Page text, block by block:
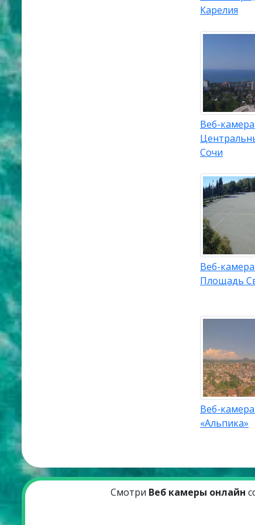
Карелия
Веб-
Сочи
Веб-
Площадь
Веб-
«Альпика»
Смотри Веб камеры онлайн